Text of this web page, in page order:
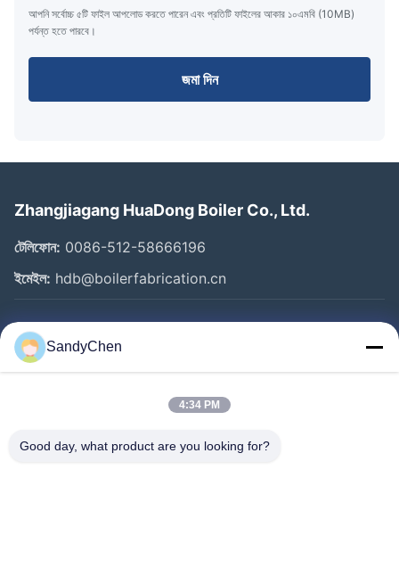
আপনি সর্বোচ্চ ৫টি ফাইল আপলোড করতে পারেন এবং প্রতিটি ফাইলের আকার ১০এমবি (10MB)
পর্যন্ত হতে পারবে।
জমা দিন
Zhangjiagang HuaDong Boiler Co., Ltd.
টেলিফোন: 0086-512-58666196
ইমেইল: hdb@boilerfabrication.cn
গুরুত্বপূর্ণ সংযোগ
বাড়ি
ভিডিও
SandyChen
4:34 PM
Good day, what product are you looking for?